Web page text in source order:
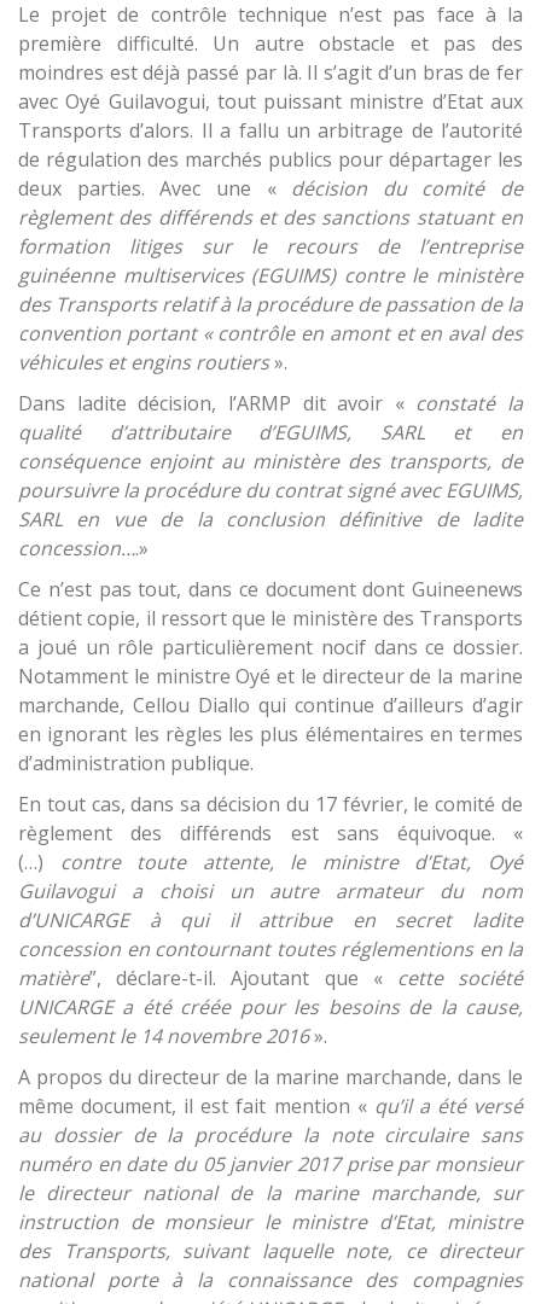
Le projet de contrôle technique n’est pas face à la
première difficulté. Un autre obstacle et pas des
moindres est déjà passé par là. Il s’agit d’un bras de fer
avec Oyé Guilavogui, tout puissant ministre d’Etat aux
Transports d’alors. Il a fallu un arbitrage de l’autorité
de régulation des marchés publics pour départager les
deux parties. Avec une « décision du comité de
règlement des différends et des sanctions statuant en
formation litiges sur le recours de l’entreprise
guinéenne multiservices (EGUIMS) contre le ministère
des Transports relatif à la procédure de passation de la
convention portant « contrôle en amont et en aval des
véhicules et engins routiers».
Dans ladite décision, l’ARMP dit avoir « constaté la
qualité d’attributaire d’EGUIMS, SARL et en
conséquence enjointau ministère des transports, de
poursuivre la procédure du contrat signé avec EGUIMS,
SARL en vue de la conclusion définitive de ladite
concession….»
Ce n’est pas tout, dans ce document dont Guineenews
détient copie, il ressort que le ministère des Transports
a joué un rôle particulièrement nocif dans ce dossier.
Notamment le ministre Oyé et le directeur de la marine
marchande, Cellou Diallo qui continue d’ailleurs d’agir
en ignorant les règles les plus élémentaires en termes
d’administration publique.
En tout cas, dans sa décision du 17 février, le comité de
règlement des différends est sans équivoque. «
(…) contre toute attente, le ministre d’Etat, Oyé
Guilavogui a choisi un autre armateur du nom
d’UNICARGE à qui il attribue en secret ladite
concession en contournant toutes réglementions en la
matière”, déclare-t-il. Ajoutant que « cette société
UNICARGE a été créée pour les besoins de la cause,
seulement le 14 novembre 2016».
A propos du directeur de la marine marchande, dans le
même document, il est fait mention « qu’il a été versé
au dossier de la procédure la note circulaire sans
numéro en date du 05 janvier 2017 prise par monsieur
le directeur national de la marine marchande, sur
instruction de monsieur le ministre d’Etat, ministre
des Transports, suivant laquelle note, ce directeur
national porte à la connaissance des compagnies